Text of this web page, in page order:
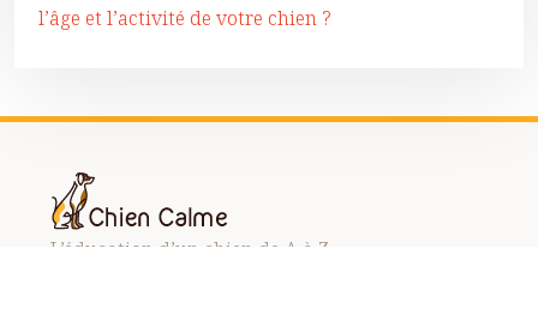
l’âge et l’activité de votre chien ?
L’éducation d’un chien de A à Z